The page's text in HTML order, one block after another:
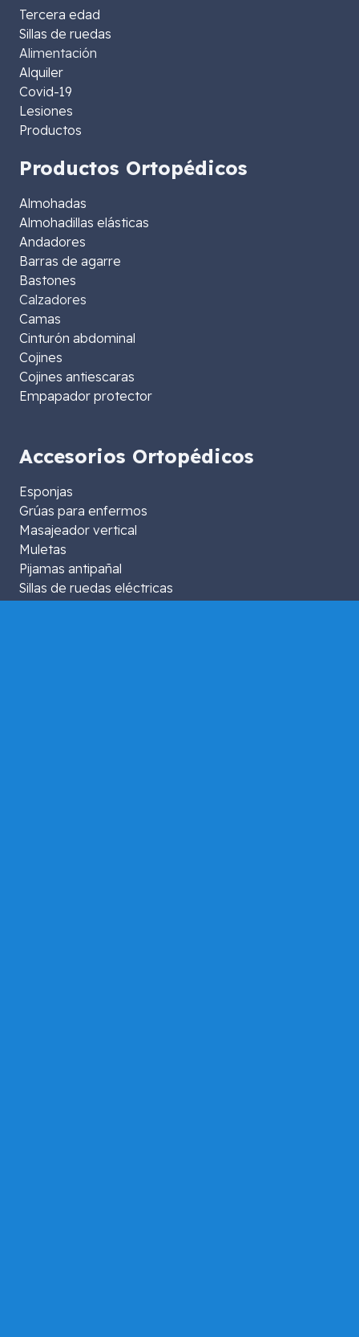
Tercera edad
Sillas de ruedas
Alimentación
Alquiler
Covid-19
Lesiones
Productos
Productos Ortopédicos
Almohadas
Almohadillas elásticas
Andadores
Barras de agarre
Bastones
Calzadores
Camas
Cinturón abdominal
Cojines
Cojines antiescaras
Empapador protector
Accesorios Ortopédicos
Esponjas
Grúas para enfermos
Masajeador vertical
Muletas
Pijamas antipañal
Sillas de ruedas eléctricas